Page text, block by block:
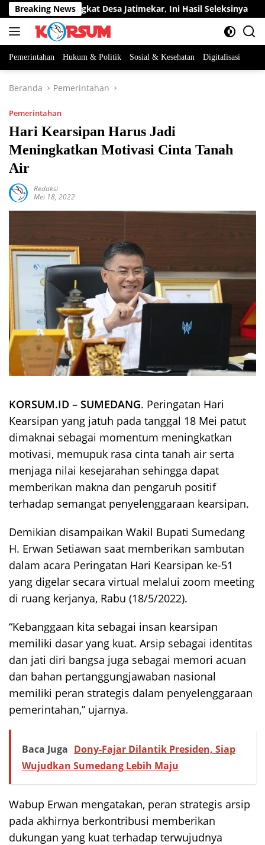
Langsung
ke
konten
Breaking News
Perangkat Desa Jatimekar, Ini Hasil Seleksinya
Pemerintahan Hukum & Politik Sosial & Kesehatan Digitalisasi
Beranda Pemerintahan
Pemerintahan
Hari Kearsipan Harus Jadi
Meningkatkan Motivasi Cinta Tanah
Air
Redaksi
Mei 18, 2022
KORSUM.ID – SUMEDANG. Peringatan Hari
Kearsipan yang jatuh pada tanggal 18 Mei patut
dimaknai sebagai momentum meningkatkan
motivasi, memupuk rasa cinta tanah air serta
menjaga nilai kesejarahan sehingga dapat
memberikan makna dan pengaruh positif
terhadap semangat penyelenggaraan kearsipan.
Demikian disampaikan Wakil Bupati Sumedang
H. Erwan Setiawan saat memberikan sambutan
dalam acara Peringatan Hari Kearsipan ke-51
yang digelar secara virtual melalui zoom meeting
di ruang kerjanya, Rabu (18/5/2022).
“Kebanggaan kita sebagai insan kearsipan
memiliki dasar yang kuat. Arsip sebagai identitas
dan jati diri bangsa juga sebagai memori acuan
dan bahan pertanggungjawaban nasional
memiliki peran strategis dalam penyelenggaraan
pemerintahan,” ujarnya.
Baca Juga Dony-Fajar Dilantik Presiden, Siap
Wujudkan Sumedang Lebih Maju
Wabup Erwan mengatakan, peran strategis arsip
pada akhirnya berkontribusi memberikan
dukungan yang kuat terhadap terwujudnya